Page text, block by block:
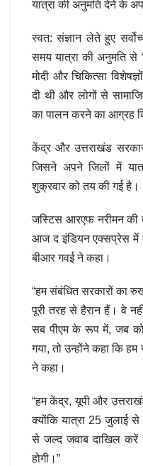
यात्रा की अनुमति देने के
स्वत: संज्ञान लेते हुए
समय यात्रा की अनुमति से
मोदी और चिकित्सा
दी थी और लोगों से
का पालन करने का आग्रह
केंद्र और उत्तराखंड
जिसने अपने जिलों में
शुक्रवार को तय की गई है।
जस्टिस आरएफ नरीमन की
आज द इंडियन एक्सप्रेस में
बीआर गवई ने कहा।
“हम संबंधित सरकारों का
पूरी तरह से हैरान हैं। वे
सब पीएम के रूप में, जब
गया, तो उन्होंने कहा कि
ने कहा।
“हम केंद्र, यूपी और
क्योंकि यात्रा 25 जुलाई
से जल्द जवाब दाखिल करें
होगी।”